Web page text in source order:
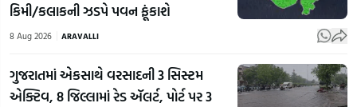
કિમી/કલાકની ઝડપે પવન ફૂંકાશે
8 Aug 2026 ARAVALLI
ગુજરાતમાં એકસાથે વરસાદની 3 સિસ્ટમ
એક્ટિવ, 8 જિલ્લામાં રેડ ઍલર્ટ, પોર્ટ પર 3